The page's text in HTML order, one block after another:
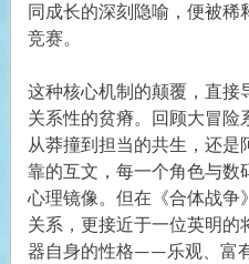
同成长的深刻隐喻，便被
竞赛。
这种核心机制的颠覆，直接
关系性的贫瘠。回顾大冒险
从莽撞到担当的共生，还是
靠的互文，每一个角色与数
心理镜像。但在《合体战争
关系，更接近于一位英明的
器自身的性格——乐观、富